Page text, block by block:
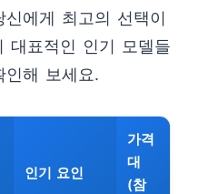
에게 최고의 선택이
대표적인 인기 모델들
해 보세요.
인기 요인
가격
대
(참